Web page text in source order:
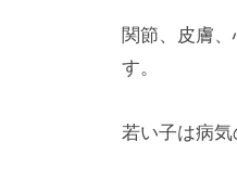
ー
パ
ク
か
、
型
関節、皮膚
す。
若い子は病気